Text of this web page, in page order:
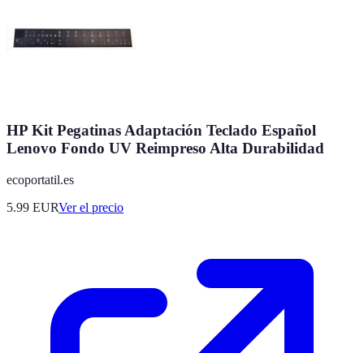
HP Kit Pegatinas Adaptación Teclado Español
Lenovo Fondo UV Reimpreso Alta Durabilidad
ecoportatil.es
5.99 EURVer el precio